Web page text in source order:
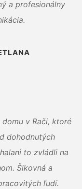
a profesionálny
v Rači, ktoré
dohodnutých
to zvládli na
Šikovná a
ľudí.